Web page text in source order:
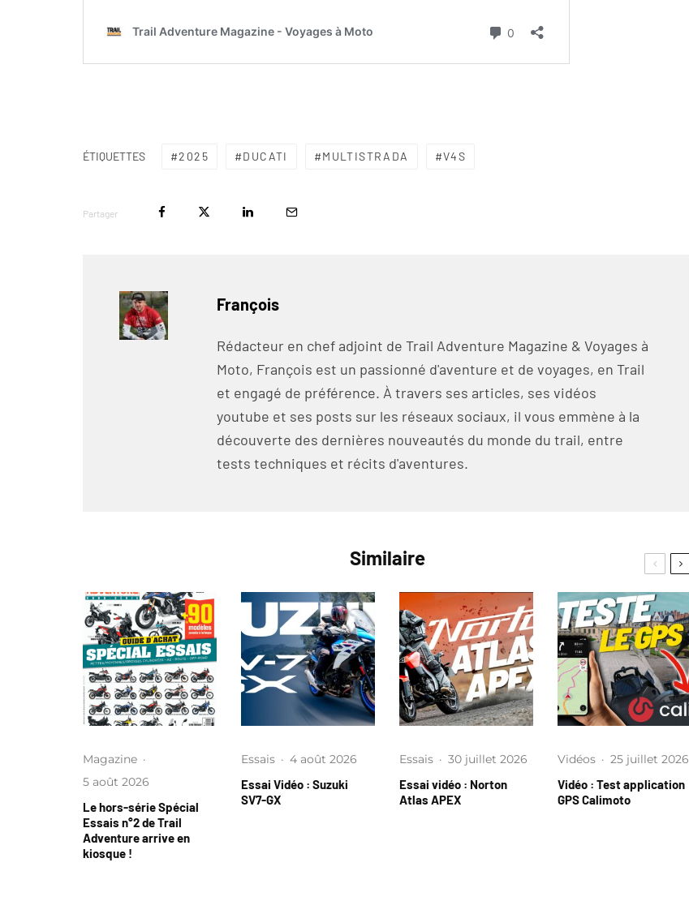
ÉTIQUETTES 2025 DUCATI MULTISTRADA V4S
Partager
François
Rédacteur en chef adjoint de Trail Adventure Magazine & Voyages à
Moto, François est un passionné d'aventure et de voyages, en Trail
et engagé de préférence. À travers ses articles, ses vidéos
youtube et ses posts sur les réseaux sociaux, il vous emmène à la
découverte des dernières nouveautés du monde du trail, entre
tests techniques et récits d'aventures.
Similaire
Magazine ·
5 août 2026
Le hors-série Spécial
Essais n°2 de Trail
Adventure arrive en
kiosque !
Essais · 4 août 2026
Essai Vidéo : Suzuki
SV7-GX
Essais · 30 juillet 2026
Essai vidéo : Norton
Atlas APEX
Vidéos · 25 juillet 2026
Vidéo : Test application
GPS Calimoto